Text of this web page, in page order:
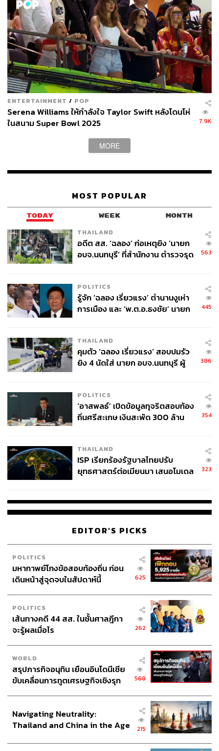
ENTERTAINMENT / POP
Serena Williams ให้กำลังใจ Taylor Swift หลังโดนโห่
ในสนาม Super Bowl 2025
7.9K
MORE
MOST POPULAR
TODAY WEEK MONTH
THAILAND
อดีต สส. ‘ฉลอง’ ก่อเหตุยิง ‘นายก
อบจ.นนทบุรี’ ที่สำนักงาน ตำรวจรุด
563
POLITICS
รู้จัก ‘ฉลอง เรี่ยวแรง’ ตำนานงูเห่า
การเมือง และ ‘พ.ต.อ.ธงชัย’ นายก
445
THAILAND
คุมตัว ‘ฉลอง เรี่ยวแรง’ สอบปมรัว
ยิง 4 นัดใส่ นายก อบจ.นนทบุรี ผู้
386
POLITICS
‘อาสพลธ์’ เปิดข้อมูลทุจริตสอบท้อง
ถิ่นศรีสะเกษ เงินสะพัด 300 ล้าน
354
THAILAND
ISP เรียกร้องรัฐบาลไทยปรับ
ยุทธศาสตร์ต่อเมียนมา เสนอโมเดล
323
EDITOR'S PICKS
POLITICS
มหากาพย์โกงข้อสอบท้องถิ่น ก่อน
เดินหน้าสู่จุดจบในสัปดาห์นี้
625
POLITICS
เส้นทางคดี 44 สส. ในชั้นศาลฎีกา
จะรู้ผลเมื่อไร
262
WORLD
สรุปภารกิจอนุทิน เยือนอินโดนีเซีย
ขับเคลื่อนการทูตเศรษฐกิจเชิงรุก
568
Navigating Neutrality:
Thailand and China in the Age
215